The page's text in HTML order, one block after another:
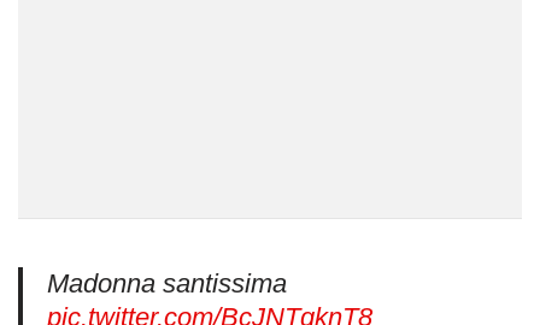
Madonna santissima
pic.twitter.com/BcJNTqknT8